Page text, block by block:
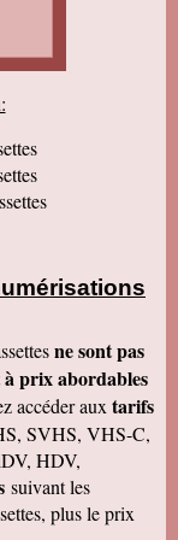
Bien
vu
travail.
réalisé
merci
résultats
ne sont pas
à prix abordables
accéder aux tarifs
SVHS, VHS-C,
HDV,
suivant les
plus le prix